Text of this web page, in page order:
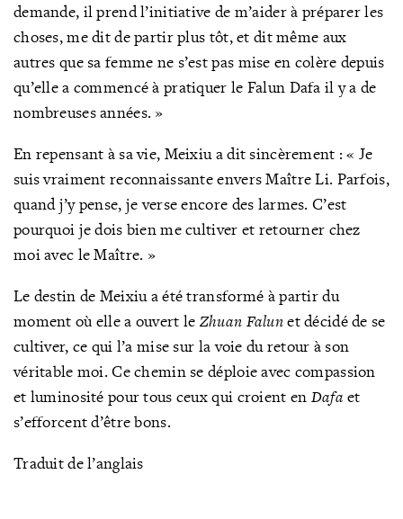
demande, il prend l’initiative de m’aider à préparer les
choses, me dit de partir plus tôt, et dit même aux
autres que sa femme ne s’est pas mise en colère depuis
qu’elle a commencé à pratiquer le Falun Dafa il y a de
nombreuses années. »
En repensant à sa vie, Meixiu a dit sincèrement : « Je
suis vraiment reconnaissante envers Maître Li. Parfois,
quand j’y pense, je verse encore des larmes. C’est
pourquoi je dois bien me cultiver et retourner chez
moi avec le Maître. »
Le destin de Meixiu a été transformé à partir du
moment où elle a ouvert le Zhuan Falunet décidé de se
cultiver, ce qui l’a mise sur la voie du retour à son
véritable moi. Ce chemin se déploie avec compassion
et luminosité pour tous ceux qui croient en Dafa et
s’efforcent d’être bons.
Traduit de l’anglais